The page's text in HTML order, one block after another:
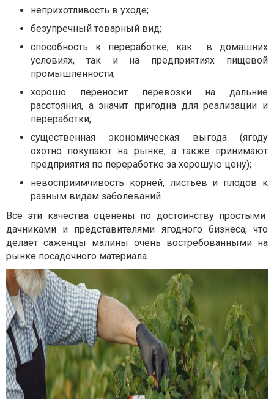
неприхотливость в уходе;
безупречный товарный вид;
способность к переработке, как в домашних
условиях, так и на предприятиях пищевой
промышленности;
хорошо переносит перевозки на дальние
расстояния, а значит пригодна для реализации и
переработки;
существенная экономическая выгода (ягоду
охотно покупают на рынке, а также принимают
предприятия по переработке за хорошую цену);
невосприимчивость корней, листьев и плодов к
разным видам заболеваний.
Все эти качества оценены по достоинству простыми
дачниками и представителями ягодного бизнеса, что
делает саженцы малины очень востребованными на
рынке посадочного материала.